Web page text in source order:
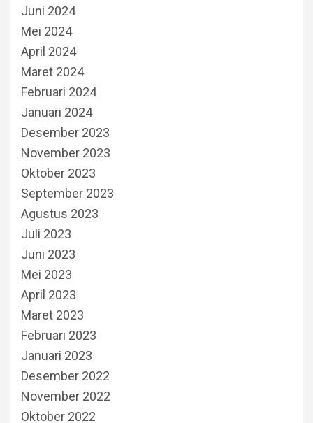
Juni 2024
Mei 2024
April 2024
Maret 2024
Februari 2024
Januari 2024
Desember 2023
November 2023
Oktober 2023
September 2023
Agustus 2023
Juli 2023
Juni 2023
Mei 2023
April 2023
Maret 2023
Februari 2023
Januari 2023
Desember 2022
November 2022
Oktober 2022